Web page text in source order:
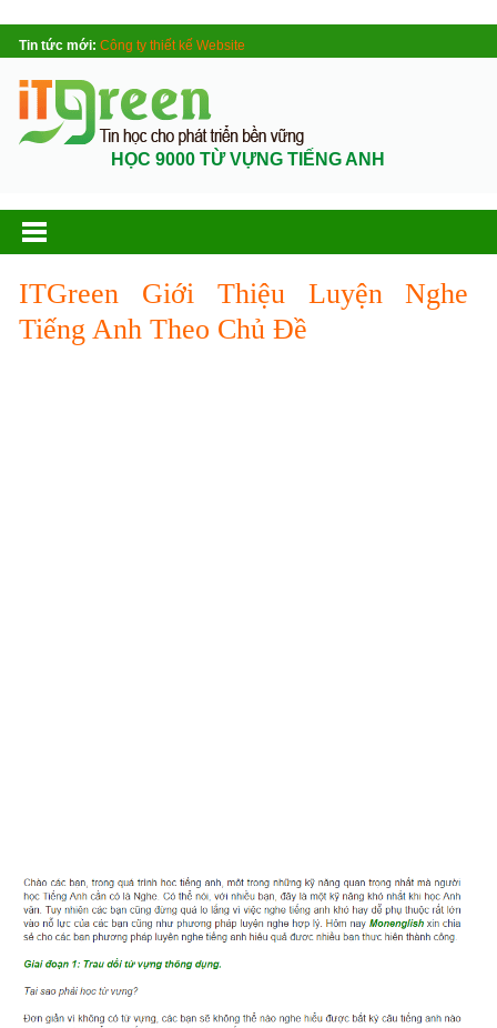
Tin tức mới: Công ty thiết kế Website
HỌC 9000 TỪ VỰNG TIẾNG ANH
ITGreen Giới Thiệu Luyện Nghe
Tiếng Anh Theo Chủ Đề